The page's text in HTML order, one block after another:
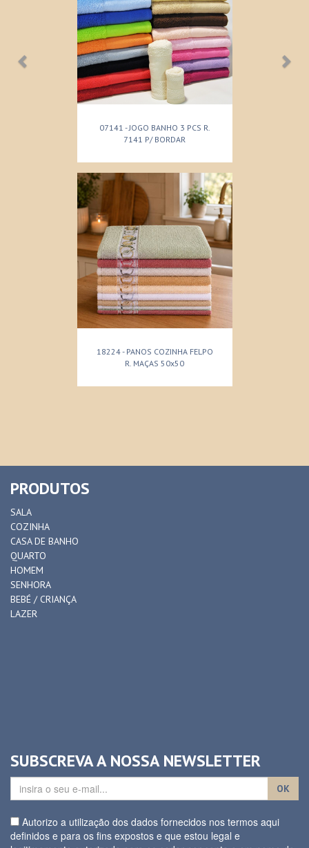
07141 - JOGO BANHO 3 PCS R.
7141 P/ BORDAR
18224 - PANOS COZINHA FELPO
R. MAÇAS 50x50
PRODUTOS
SALA
COZINHA
CASA DE BANHO
QUARTO
HOMEM
SENHORA
BEBÉ / CRIANÇA
LAZER
SUBSCREVA A NOSSA NEWSLETTER
OK
Autorizo a utilização dos dados fornecidos nos termos aqui
definidos e para os fins expostos e que estou legal e